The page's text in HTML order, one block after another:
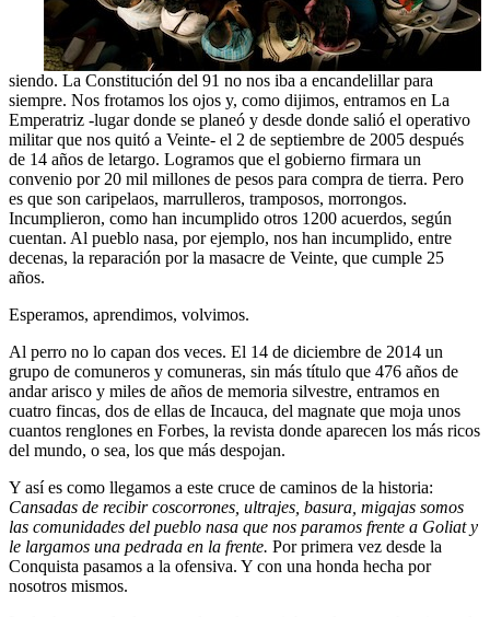
siendo. La Constitución del 91 no nos iba a encandelillar para
siempre. Nos frotamos los ojos y, como dijimos, entramos en La
Emperatriz -lugar donde se planeó y desde donde salió el operativo
militar que nos quitó a Veinte- el 2 de septiembre de 2005 después
de 14 años de letargo. Logramos que el gobierno firmara un
convenio por 20 mil millones de pesos para compra de tierra. Pero
es que son caripelaos, marrulleros, tramposos, morrongos.
Incumplieron, como han incumplido otros 1200 acuerdos, según
cuentan. Al pueblo nasa, por ejemplo, nos han incumplido, entre
decenas, la reparación por la masacre de Veinte, que cumple 25
años.
Esperamos, aprendimos, volvimos.
Al perro no lo capan dos veces. El 14 de diciembre de 2014 un
grupo de comuneros y comuneras, sin más título que 476 años de
andar arisco y miles de años de memoria silvestre, entramos en
cuatro fincas, dos de ellas de Incauca, del magnate que moja unos
cuantos renglones en Forbes, la revista donde aparecen los más ricos
del mundo, o sea, los que más despojan.
Y así es como llegamos a este cruce de caminos de la historia:
Cansadas de recibir coscorrones, ultrajes, basura, migajas somos
las comunidades del pueblo nasa que nos paramos frente a Goliat y
le largamos una pedrada en la frente. Por primera vez desde la
Conquista pasamos a la ofensiva. Y con una honda hecha por
nosotros mismos.